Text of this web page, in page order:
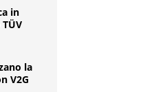
in
la
V2G